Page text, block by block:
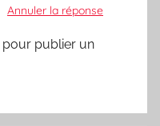
Annuler la réponse
pour publier un